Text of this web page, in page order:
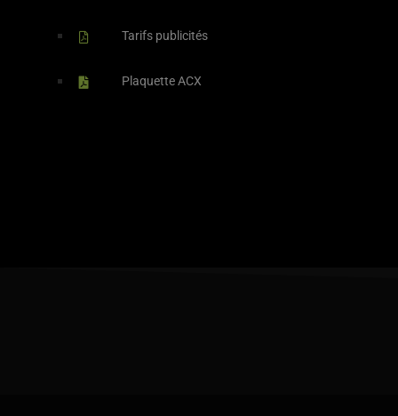
Tarifs publicités
Plaquette ACX